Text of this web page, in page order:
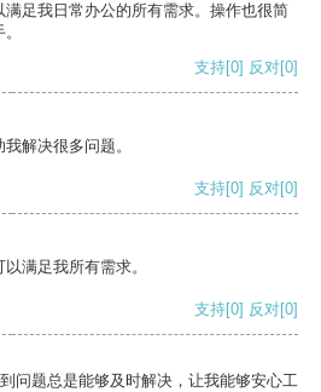
足我日常办公的所有需求。操作也很简
支持[0] 反对[0]
解决很多问题。
支持[0] 反对[0]
满足我所有需求。
支持[0] 反对[0]
问题总是能够及时解决，让我能够安心工